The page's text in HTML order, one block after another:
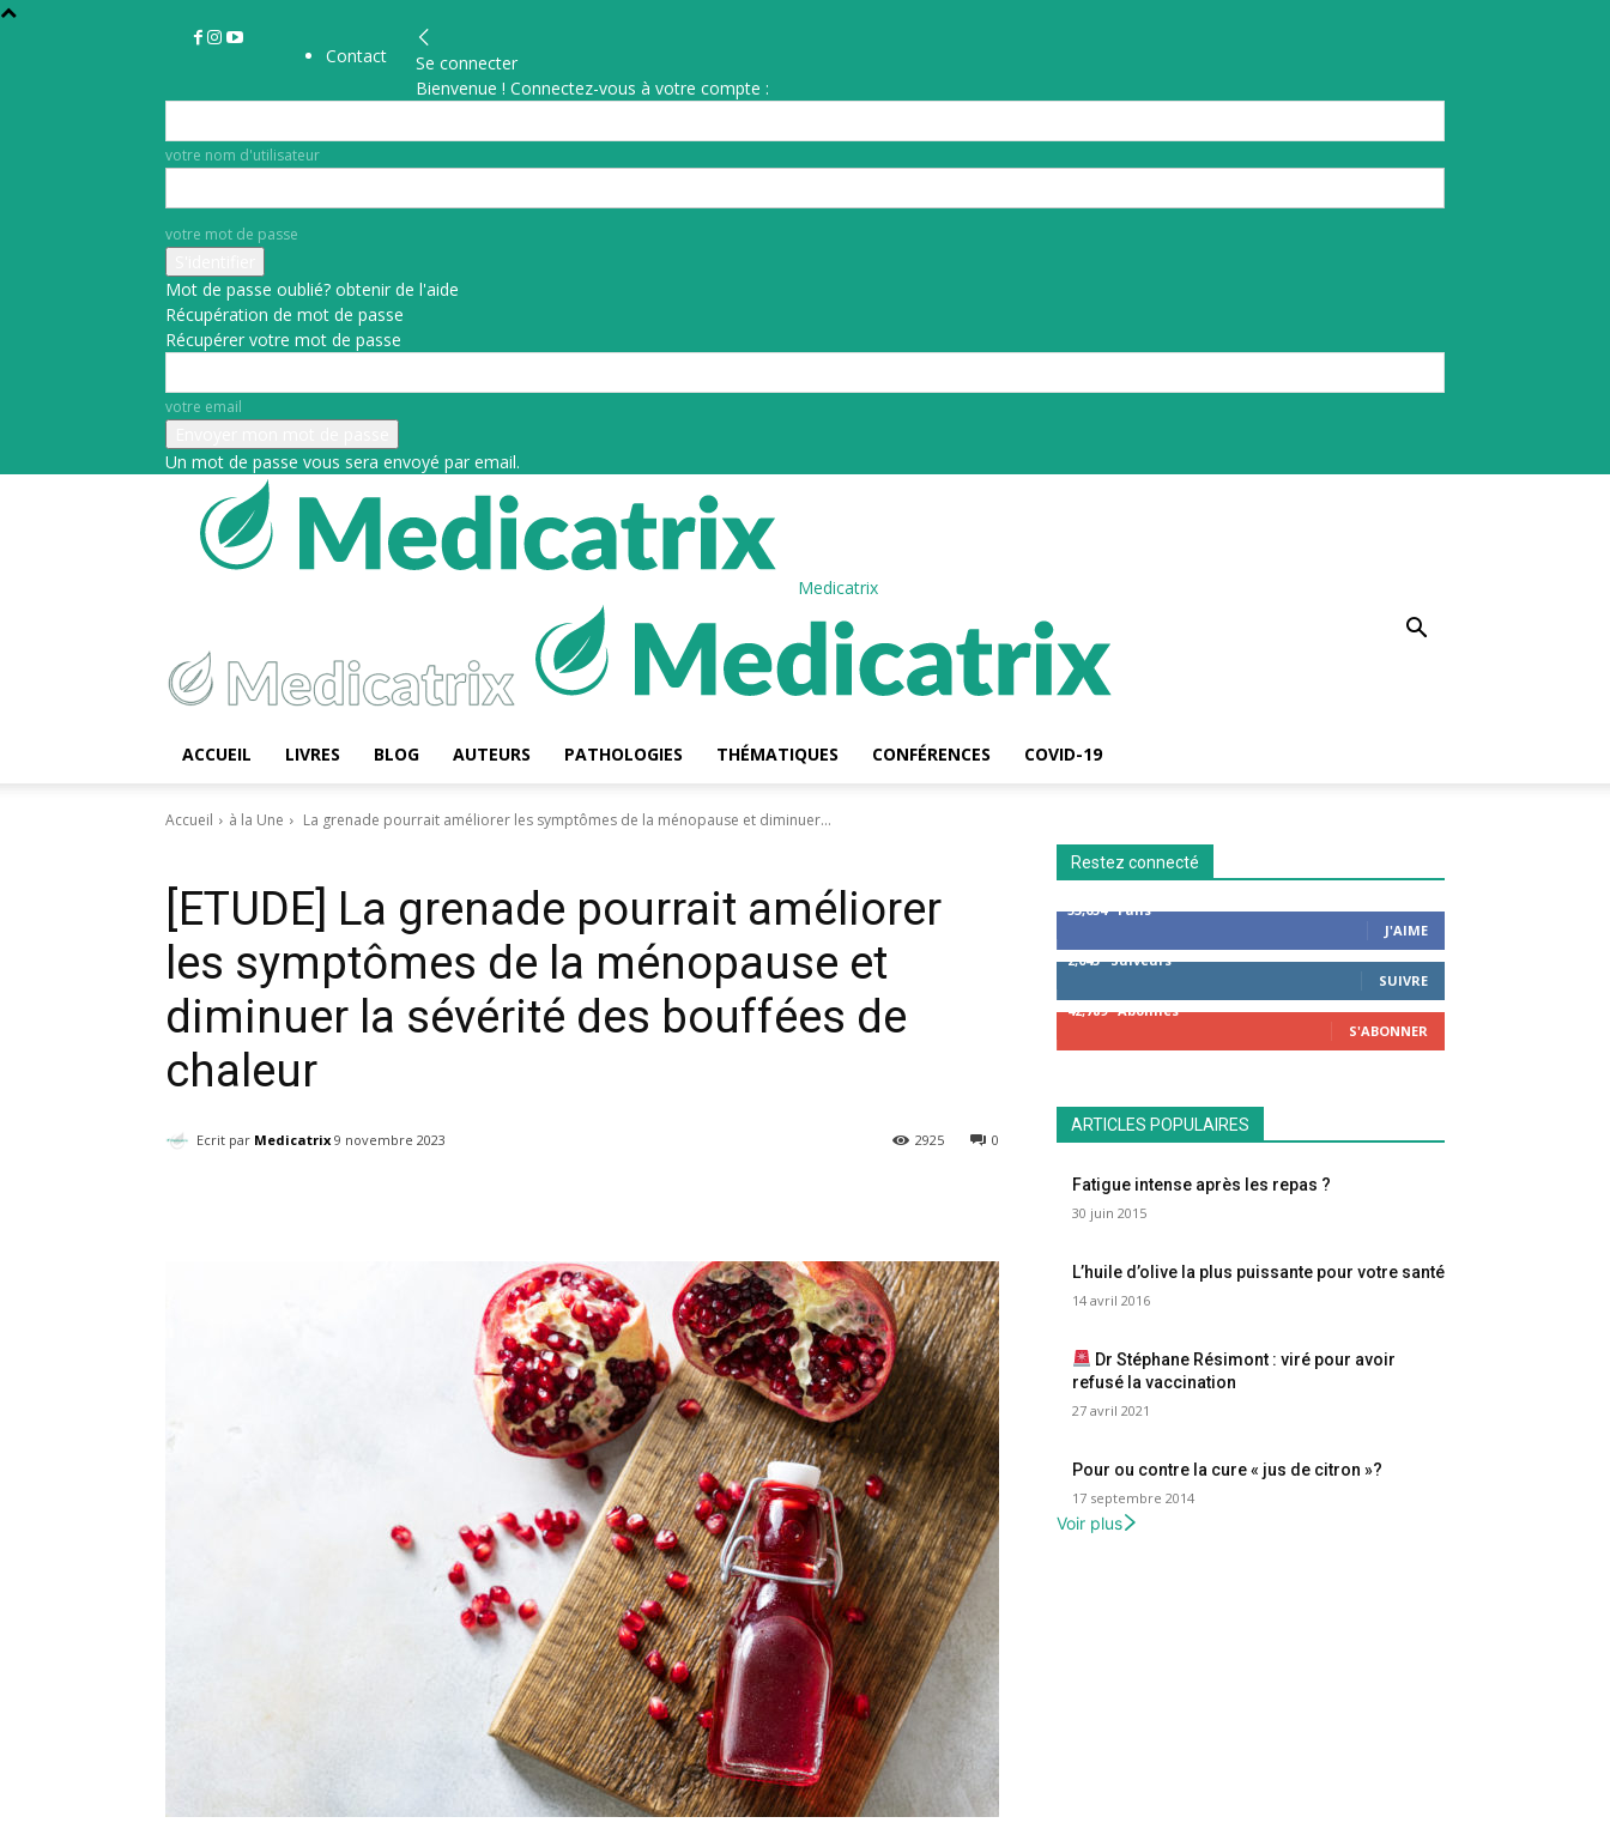
Contact
Se connecter
Bienvenue ! Connectez-vous à votre compte :
votre nom d'utilisateur
votre mot de passe
Mot de passe oublié? obtenir de l'aide
Récupération de mot de passe
Récupérer votre mot de passe
votre email
Un mot de passe vous sera envoyé par email.
Medicatrix
ACCUEIL LIVRES BLOG AUTEURS PATHOLOGIES THÉMATIQUES CONFÉRENCES COVID-19
Accueil à la Une La grenade pourrait améliorer les symptômes de la ménopause et diminuer...
[ETUDE] La grenade pourrait améliorer
les symptômes de la ménopause et
diminuer la sévérité des bouffées de
chaleur
Ecrit par Medicatrix 9 novembre 2023 0
2925
Restez connecté
53,654
Fans
J'AIME
2,043 Suiveurs
SUIVRE
42,789 Abonnés
S'ABONNER
ARTICLES POPULAIRES
Fatigue intense après les repas ?
30 juin 2015
L’huile d’olive la plus puissante pour votre santé
14 avril 2016
Dr Stéphane Résimont : viré pour avoir
refusé la vaccination
27 avril 2021
Pour ou contre la cure « jus de citron »?
17 septembre 2014
Voir plus